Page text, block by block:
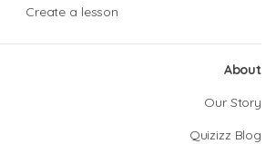
Create a lesson
About
Our Story
Quizizz Blog